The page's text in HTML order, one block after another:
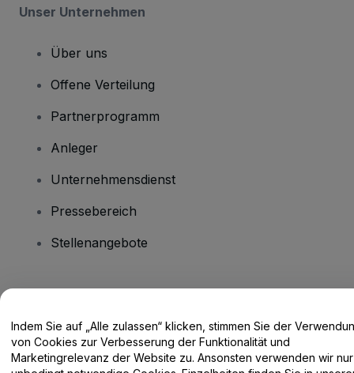
Unser Unternehmen
Über uns
Offene Verteilung
Partnerprogramm
Anleger
Unternehmensdienst
Pressebereich
Stellenangebote
Hilfe-Center / Kontakt
Indem Sie auf „Alle zulassen“ klicken, stimmen Sie der
von Cookies zur Verbesserung der Funktionalität und
Marketingrelevanz der Website zu. Ansonsten verwenden wir nur